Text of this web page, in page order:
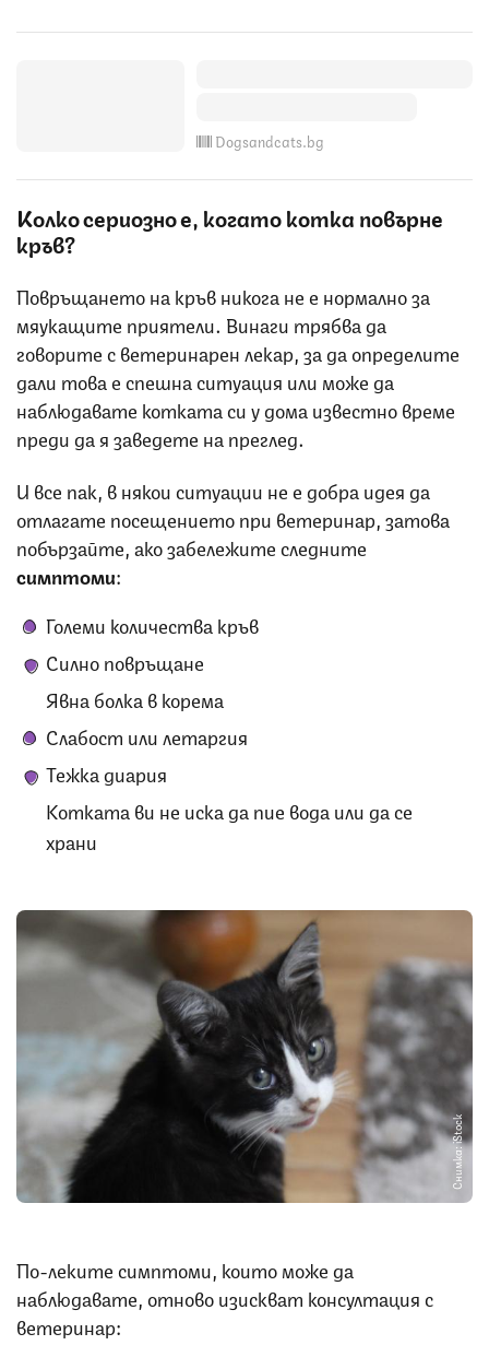
Dogsandcats.bg
Колко сериозно е, когато котка повърне
кръв?
Повръщането на кръв никога не е нормално за
мяукащите приятели. Винаги трябва да
говорите с ветеринарен лекар, за да определите
дали това е спешна ситуация или може да
наблюдавате котката си у дома известно време
преди да я заведете на преглед.
И все пак, в някои ситуации не е добра идея да
отлагате посещението при ветеринар, затова
побързайте, ако забележите следните
симптоми:
Големи количества кръв
Силно повръщане
Явна болка в корема
Слабост или летаргия
Тежка диария
Котката ви не иска да пие вода или да се
храни
Снимка: iStock
По-леките симптоми, които може да
наблюдавате, отново изискват консултация с
ветеринар: